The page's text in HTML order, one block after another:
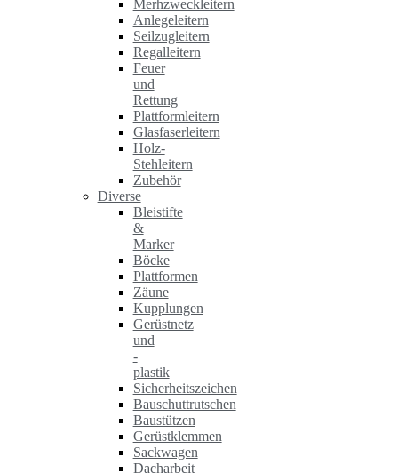
Merhzweckleitern
Anlegeleitern
Seilzugleitern
Regalleitern
Feuer
und
Rettung
Plattformleitern
Glasfaserleitern
Holz-
Stehleitern
Zubehör
Diverse
Bleistifte
&
Marker
Böcke
Plattformen
Zäune
Kupplungen
Gerüstnetz
und
-
plastik
Sicherheitszeichen
Bauschuttrutschen
Baustützen
Gerüstklemmen
Sackwagen
Dacharbeit